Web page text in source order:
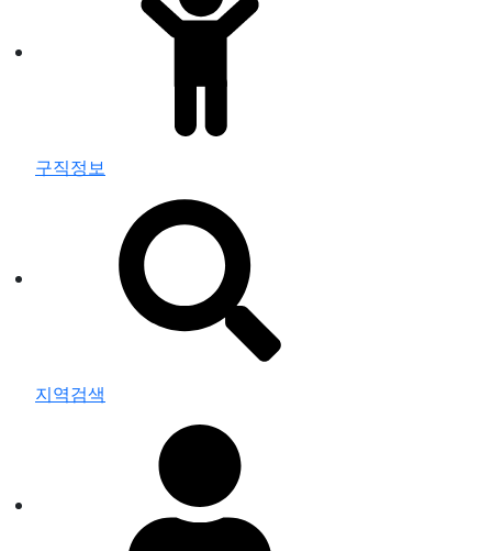
구직정보
지역검색